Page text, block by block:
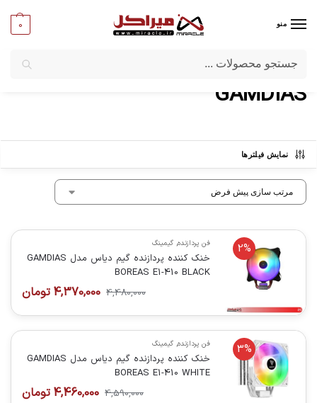
منو 0
میراکل/برندها/
GAMDIAS
GAMDIAS
نمایش فیلترها
2% فن پردازنده, گیمینگ
خنک کننده پردازنده گیم دیاس مدل GAMDIAS
BOREAS E1-410 BLACK
4,480,000
4,370,000 تومان
3% فن پردازنده, گیمینگ
خنک کننده پردازنده گیم دیاس مدل GAMDIAS
BOREAS E1-410 WHITE
4,590,000
4,460,000 تومان